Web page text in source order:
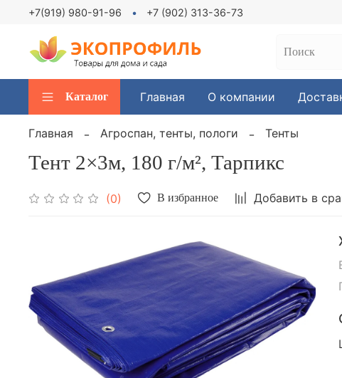
+7(919) 980-91-96 +7 (902) 313-36-73
Каталог Главная О компании
Главная Агроспан, тенты, пологи Тенты
Тент 2×3м, 180 г/м², Тарпикс
(0) В избранное Добавить в